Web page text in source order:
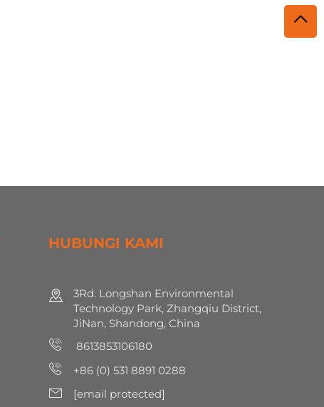
HUBUNGI KAMI
3Rd. Longshan Environmental
Technology Park, Zhangqiu District,
JiNan, Shandong, China
8613853106180
+86 (0) 531 8891 0288
[email protected]